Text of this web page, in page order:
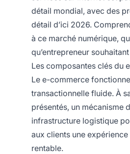
détail mondial, avec des
détail d’ici 2026.
à ce marché numérique,
qu’entrepreneur
Les composantes clés du
Le e-commerce
transactionnelle fluide. À
présentés, un mécanisme
infrastructure logistique
aux clients une
rentable.